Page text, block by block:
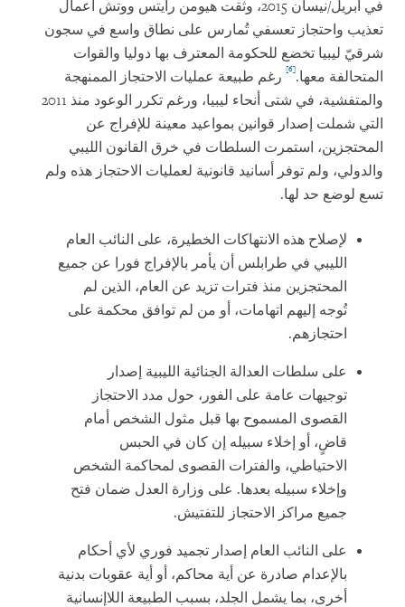
في أبريل/نيسان 2015، وثقت هيومن رايتس ووتش أعمال
تعذيب واحتجاز تعسفي تُمارس على نطاق واسع في سجون
شرقيّ ليبيا تخضع للحكومة المعترف بها دوليا والقوات
المتحالفة معها.[6] رغم طبيعة عمليات الاحتجاز الممنهجة
والمتفشية، في شتى أنحاء ليبيا، ورغم تكرر الوعود منذ 2011
التي شملت إصدار قوانين بمواعيد معينة للإفراج عن
المحتجزين، استمرت السلطات في خرق القانون الليبي
والدولي، ولم توفر أسانيد قانونية لعمليات الاحتجاز هذه ولم
تسع لوضع حد لها.
لإصلاح هذه الانتهاكات الخطيرة، على النائب العام
الليبي في طرابلس أن يأمر بالإفراج فورا عن جميع
المحتجزين منذ فترات تزيد عن العام، الذين لم
تُوجه إليهم اتهامات، أو من لم توافق محكمة على
احتجازهم.
على سلطات العدالة الجنائية الليبية إصدار
توجيهات عامة على الفور، حول مدد الاحتجاز
القصوى المسموح بها قبل مثول الشخص أمام
قاضٍ، أو إخلاء سبيله إن كان في الحبس
الاحتياطي، والفترات القصوى لمحاكمة الشخص
وإخلاء سبيله بعدها. على وزارة العدل ضمان فتح
جميع مراكز الاحتجاز للتفتيش.
على النائب العام إصدار تجميد فوري لأي أحكام
بالإعدام صادرة عن أية محاكم، أو أية عقوبات بدنية
أخرى، بما يشمل الجلد، بسبب الطبيعة اللاإنسانية